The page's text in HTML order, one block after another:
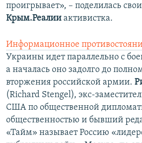
проигрывает», – поделилась
Крым.Реалии активистка.
Информационное
Украины идет параллельно с
а началась оно задолго до
вторжения российской армии.
(Richard Stengel), экс-
США по общественной
общественностью и бывший
«Тайм» называет Россию